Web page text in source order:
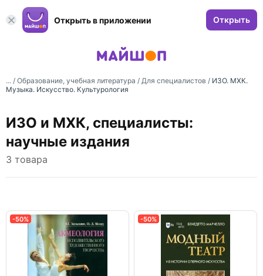
Открыть в приложении Открыть
... / Образование, учебная литература / Для специалистов / ИЗО. МХК.
Музыка. Искусство. Культурология
ИЗО и МХК, специалисты:
научные издания
3 товара
-50% -50%